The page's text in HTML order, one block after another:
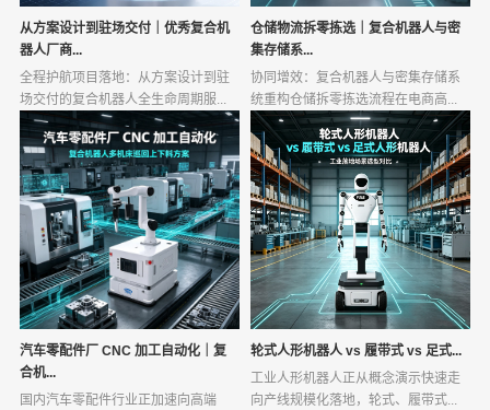
从方案设计到驻场交付｜优秀复合机
器人厂商...
全程护航项目落地：从方案设计到驻
场交付的复合机器人全生命周期服...
仓储物流拆零拣选｜复合机器人与密
集存储系...
协同增效：复合机器人与密集存储系
统重构仓储拆零拣选流程在电商高...
汽车零配件厂 CNC 加工自动化｜复
合机...
国内汽车零配件行业正加速向高端
轮式人形机器人 vs 履带式 vs 足式...
工业人形机器人正从概念演示快速走
向产线规模化落地，轮式、履带式...